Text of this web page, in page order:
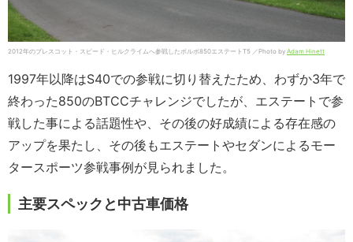
2012年のプレスコット・スピード・ヒルクライムへ参戦したボルボ850エステートT5 ／Photo by Adam Hinett
1997年以降はS40での参戦に切り替えたため、わずか3年で
終わった850のBTCCチャレンジでしたが、エステートで参
戦した事による話題性や、その後の好成績による存在感の
アップを果たし、その後もエステートやセダンによるモー
タースポーツ参戦事例が見られました。
主要スペックと中古車価格